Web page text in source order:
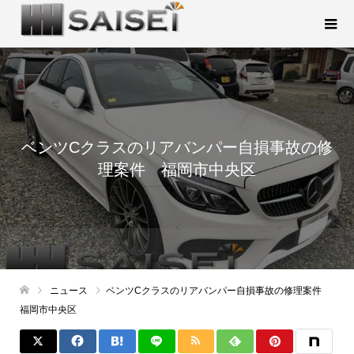
ベンツCクラスのリアバンパー自損事故の修
理案件 福岡市中央区
ニュース
ベンツCクラスのリアバンパー自損事故の修理案件
福岡市中央区